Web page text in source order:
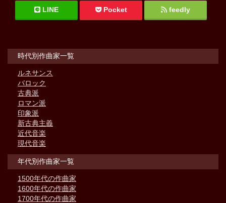
LINE Pocket feedly
時代別作曲家一覧
ルネサンス
バロック
古典派
ロマン派
印象派
新古典主義
近代音楽
現代音楽
年代別作曲家一覧
1500年代の作曲家
1600年代の作曲家
1700年代の作曲家